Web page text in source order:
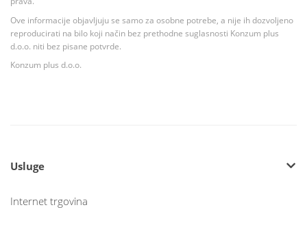
Ove informacije objavljuju se samo za osobne potrebe, a nije ih dozvoljeno
reproducirati na bilo koji način bez prethodne suglasnosti Konzum plus
d.o.o. niti bez pisane potvrde.
Konzum plus d.o.o.
Usluge
Internet trgovina